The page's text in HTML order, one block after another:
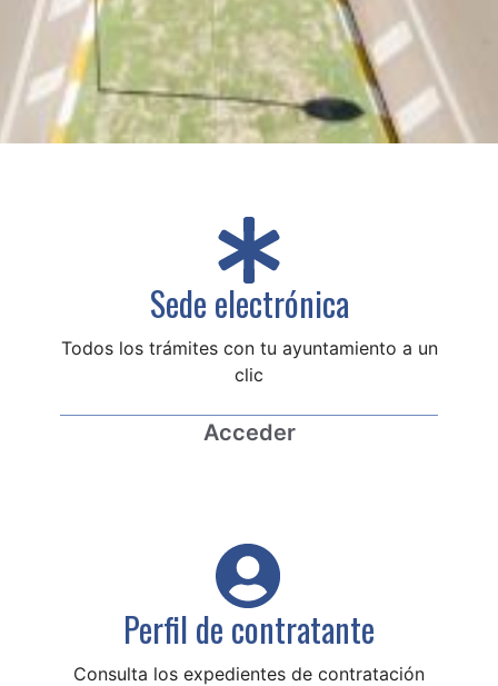
Sede electrónica
Todos los trámites con tu ayuntamiento a un
clic
Acceder
Perfil de contratante
Consulta los expedientes de contratación